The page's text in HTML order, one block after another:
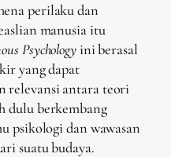
perilaku dan
manusia itu
Psychologyini berasal
yang dapat
relevansi antara teori
dulu berkembang
psikologi dan wawasan
suatu budaya.